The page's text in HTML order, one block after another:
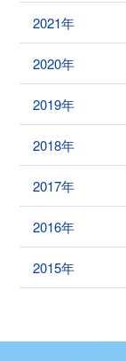
2021年
2020年
2019年
2018年
2017年
2016年
2015年